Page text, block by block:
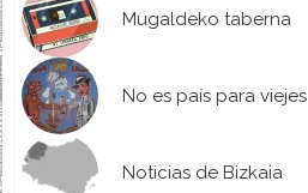
Mugaldeko taberna
No es país para viejes
Noticias de Bizkaia